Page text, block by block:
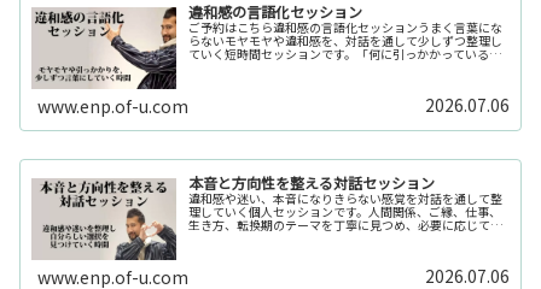
違和感の言語化セッション
ご予約はこちら違和感の言語化セッションうまく言葉にな
らないモヤモヤや違和感を、対話を通して少しずつ整理し
ていく短時間セッションです。「何に引っかかっているの
www.enp.of-u.com 2026.07.06
本音と方向性を整える対話セッション
違和感や迷い、本音になりきらない感覚を対話を通して整
理していく個人セッションです。人間関係、ご縁、仕事、
生き方、転換期のテーマを丁寧に見つめ、必要に応じてカ
www.enp.of-u.com 2026.07.06